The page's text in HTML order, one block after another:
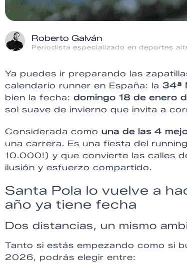
Roberto Galván
Periodista especializado en deportes
Ya puedes ir preparando las
calendario runner en España: la 34ª
bien la fecha: domingo 18 de enero
sol suave de invierno que invita a
Considerada como una de las 4
una carrera. Es una fiesta del
10.000!) y que convierte las calles
ilusión y esfuerzo compartido.
Santa Pola lo vuelve a
año ya tiene fecha
Dos distancias, un mismo
Tanto si estás empezando como si
2026, podrás elegir entre: